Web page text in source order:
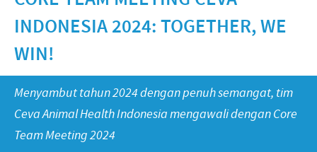
Nilai-nilai kami
Penelitian dan Pengembangan
Produksi
Keberadaan Ceva di dunia
Hubungi Kami
Babi
Sapi
Informasi lain
Disease Surveillance
Berita Kegiatan
PERAN & TANGGUNG JAWAB
Fokus pada peranan
Kerja sama bisnis dan ilmiah
Kontribusi
KARIR
Pekerjaan utama kami
INDONESIA 2024: TOGETHER, WE
WIN!
Menyambut tahun 2024 dengan penuh semangat, tim
Ceva Animal Health Indonesia mengawali dengan Core
Team Meeting 2024